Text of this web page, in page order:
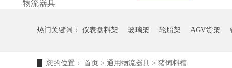
热门关键词： 仪表盘料架 玻璃架 轮胎架 AGV货架
您的位置： 首页 > 通用物流器具 > 猪饲料槽